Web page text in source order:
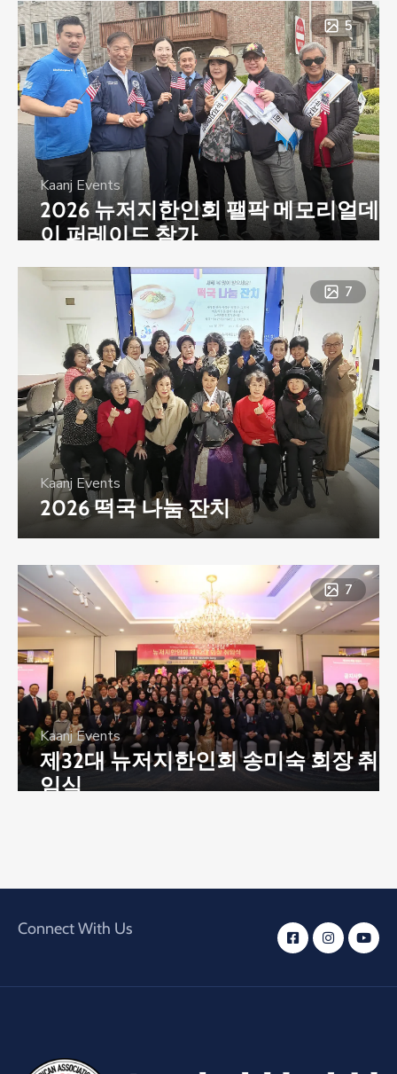
5
Kaanj Events
2026 뉴저지한인회 팰팍 메모리얼데
이 퍼레이드 참가
7
Kaanj Events
2026 떡국 나눔 잔치
7
Kaanj Events
제32대 뉴저지한인회 송미숙 회장 취
임식
Connect With Us